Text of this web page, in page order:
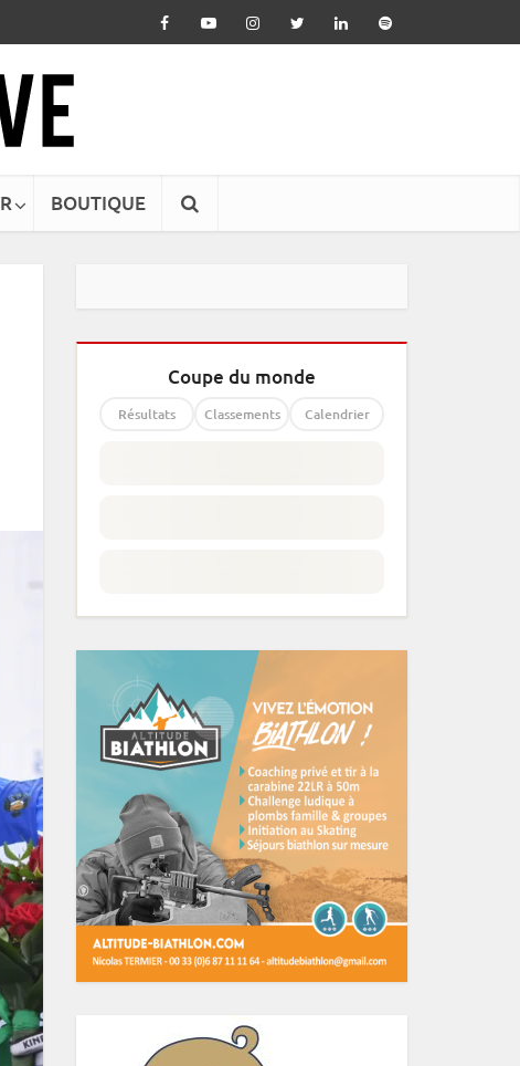
BOUTIQUE
Coupe du monde
Résultats Classements Calendrier